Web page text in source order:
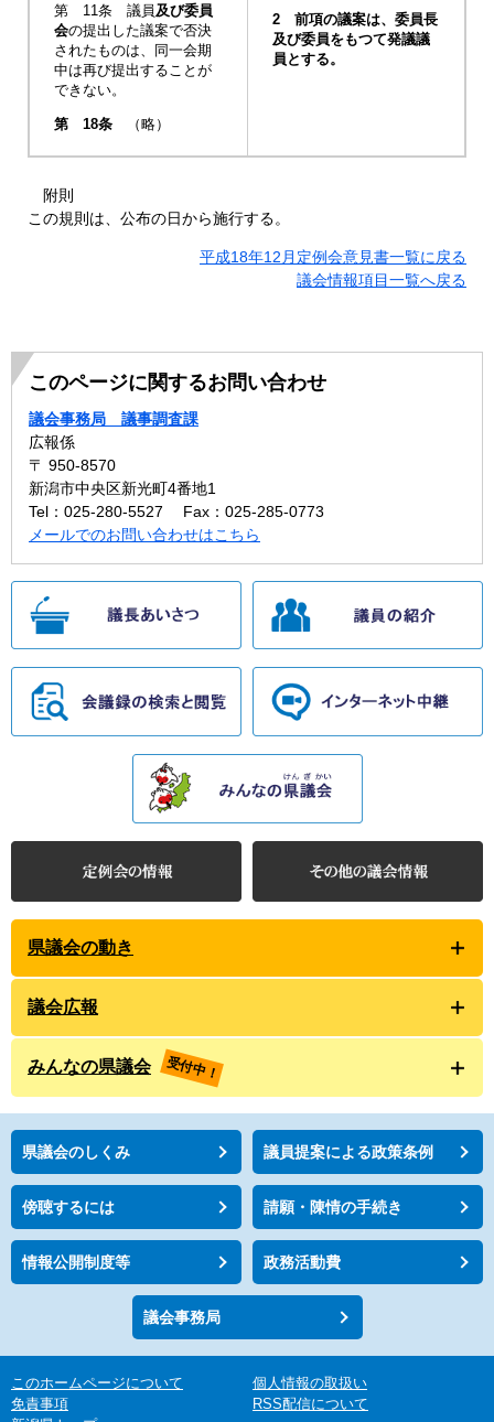
第 11条 議員 及び委員
会の提出した議案で否決
されたものは、同一会期
中は再び提出することが
できない。
第 18条（略）
2 前項の議案は、委員長
及び委員をもつて発議議
員とする。
附則
この規則は、公布の日から施行する。
平成18年12月定例会意見書一覧に戻る
議会情報項目一覧へ戻る
このページに関するお問い合わせ
議会事務局 議事調査課
広報係
〒 950-8570
新潟市中央区新光町4番地1
Tel：025-280-5527
Fax：025-285-0773
メールでのお問い合わせはこちら
県議会の動き
議会広報
みんなの県議会 受付中！
県議会のしくみ 議員提案による政策条例
傍聴するには 請願・陳情の手続き
情報公開制度等 政務活動費
議会事務局
このホームページについて
個人情報の取扱い
免責事項
RSS配信について